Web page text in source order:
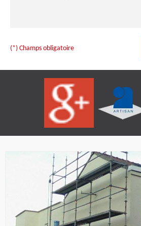
(*) Champs obligatoire